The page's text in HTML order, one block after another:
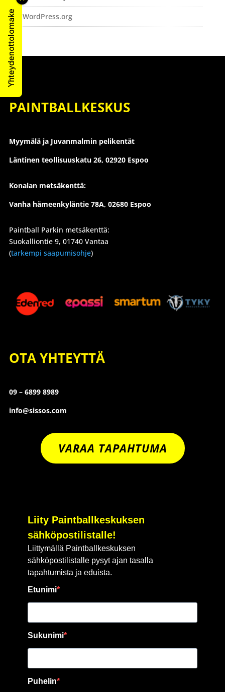
Yhteydenottolomake WordPress.org
PAINTBALLKESKUS
Myymälä ja Juvanmalmin pelikentät
Läntinen teollisuuskatu 26, 02920 Espoo
Konalan metsäkenttä:
Vanha hämeenkyläntie 78A, 02680 Espoo
Paintball Parkin metsäkenttä:
Suokalliontie 9, 01740 Vantaa
(tarkempi saapumisohje)
OTA YHTEYTTÄ
09 – 6899 8989
info@sissos.com
VARAA TAPAHTUMA
Liity Paintballkeskuksen
sähköpostilistalle!
Liittymällä Paintballkeskuksen
sähköpostilistalle pysyt ajan tasalla
tapahtumista ja eduista.
Etunimi
Sukunimi
Puhelin